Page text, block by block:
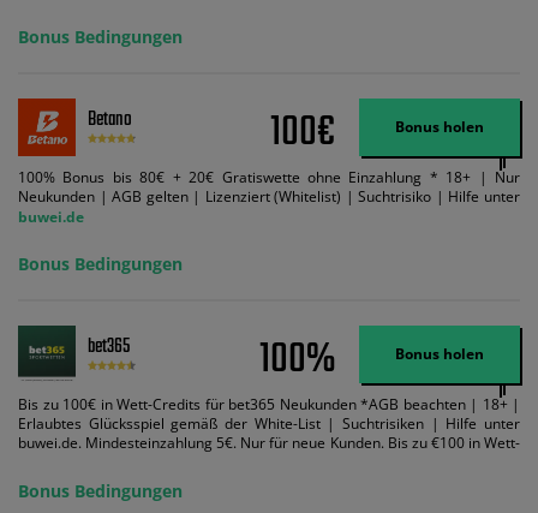
Bedingungen können geändert werden. AGB gelten. Lizenziert; Hilfe bei
Suchtrisiken: buwei.de.
Bonus Bedingungen
Betano 100€ Bonus holen
100% Bonus bis 80€ + 20€ Gratiswette ohne Einzahlung * 18+ | Nur
Neukunden | AGB gelten | Lizenziert (Whitelist) | Suchtrisiko | Hilfe unter
buwei.de
Bonus Bedingungen
bet365 100% Bonus holen
Bis zu 100€ in Wett-Credits für bet365 Neukunden *AGB beachten | 18+ |
Erlaubtes Glücksspiel gemäß der White-List | Suchtrisiken | Hilfe unter
buwei.de. Mindesteinzahlung 5€. Nur für neue Kunden. Bis zu €100 in Wett-
ein und wir geben Ihnen die entsprechende qualifizierende Einzahlung in
Wett-Credits, wenn Sie qualifizierende Wetten im gleichen Wert platzieren
Bonus Bedingungen